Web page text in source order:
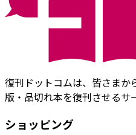
復刊ドットコムは、皆さまか
版・品切れ本を復刊させるサ
ショッピング